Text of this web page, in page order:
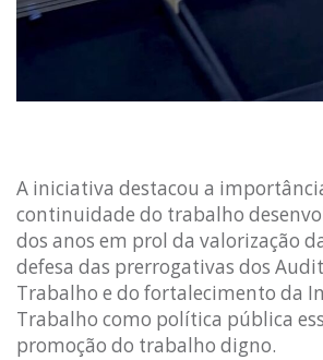
A iniciativa destacou a
continuidade do trabalho
dos anos em prol da valorização
defesa das prerrogativas dos
Trabalho e do fortalecimento da
Trabalho como política pública
promoção do trabalho digno.